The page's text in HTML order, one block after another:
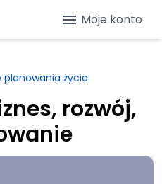
menu Moje konto
planowania życia
rozwój,